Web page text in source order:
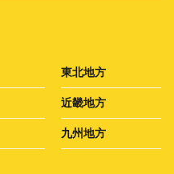
東北地方
近畿地方
九州地方